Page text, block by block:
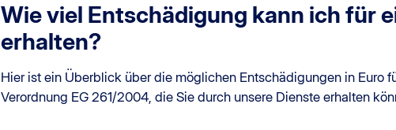
Wie viel Entschädigung kann ich für
erhalten?
Hier ist ein Überblick über die möglichen Entschädigungen in Euro
Verordnung EG 261/2004, die Sie durch unsere Dienste erhalten